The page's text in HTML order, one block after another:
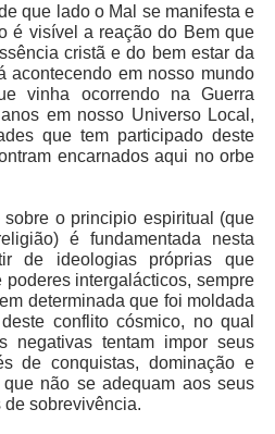
que lado o Mal se manifesta e
é visível a reação do Bem que
cristã e do bem estar da
acontecendo em nosso mundo
vinha ocorrendo na Guerra
em nosso Universo Local,
que tem participado deste
encarnados aqui no orbe
o principio espiritual (que
é fundamentada nesta
de ideologias próprias que
intergalácticos, sempre
determinada que foi moldada
conflito cósmico, no qual
negativas tentam impor seus
de conquistas, dominação e
não se adequam aos seus
sobrevivência.